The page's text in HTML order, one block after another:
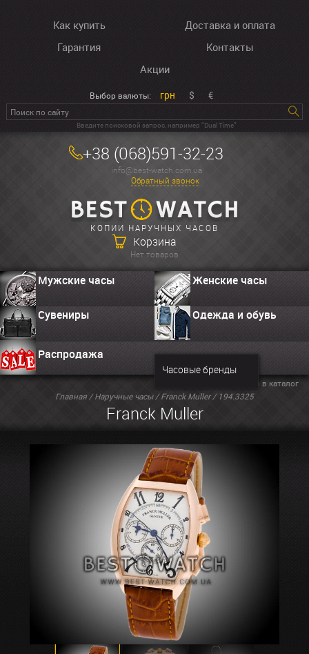
Как купить
Доставка и оплата
Гарантия
Контакты
Акции
Выбор валюты: грн $ €
Введите поисковой запрос, например “Dual Time”
+38 (068)591-32-23
info@best-watch.com.ua
Обратный звонок
КОПИИ НАРУЧНЫХ ЧАСОВ
Корзина
Нет товаров
Мужские часы Женские часы
Сувениры Одежда и обувь
Распродажа
Часовые бренды
Главная /Наручные часы/Franck Muller/ 194.3325
Franck Muller
Вернуться в каталог